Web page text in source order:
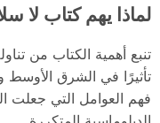
لماذا يهم كتاب لا
تنبع أهمية الكتاب من
تأثيرًا في الشرق الأوسط
فهم العوامل التي جعلت